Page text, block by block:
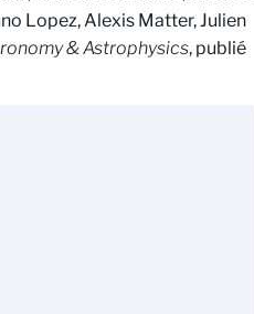
Lopez, Alexis Matter, Julien
& Astrophysics, publié